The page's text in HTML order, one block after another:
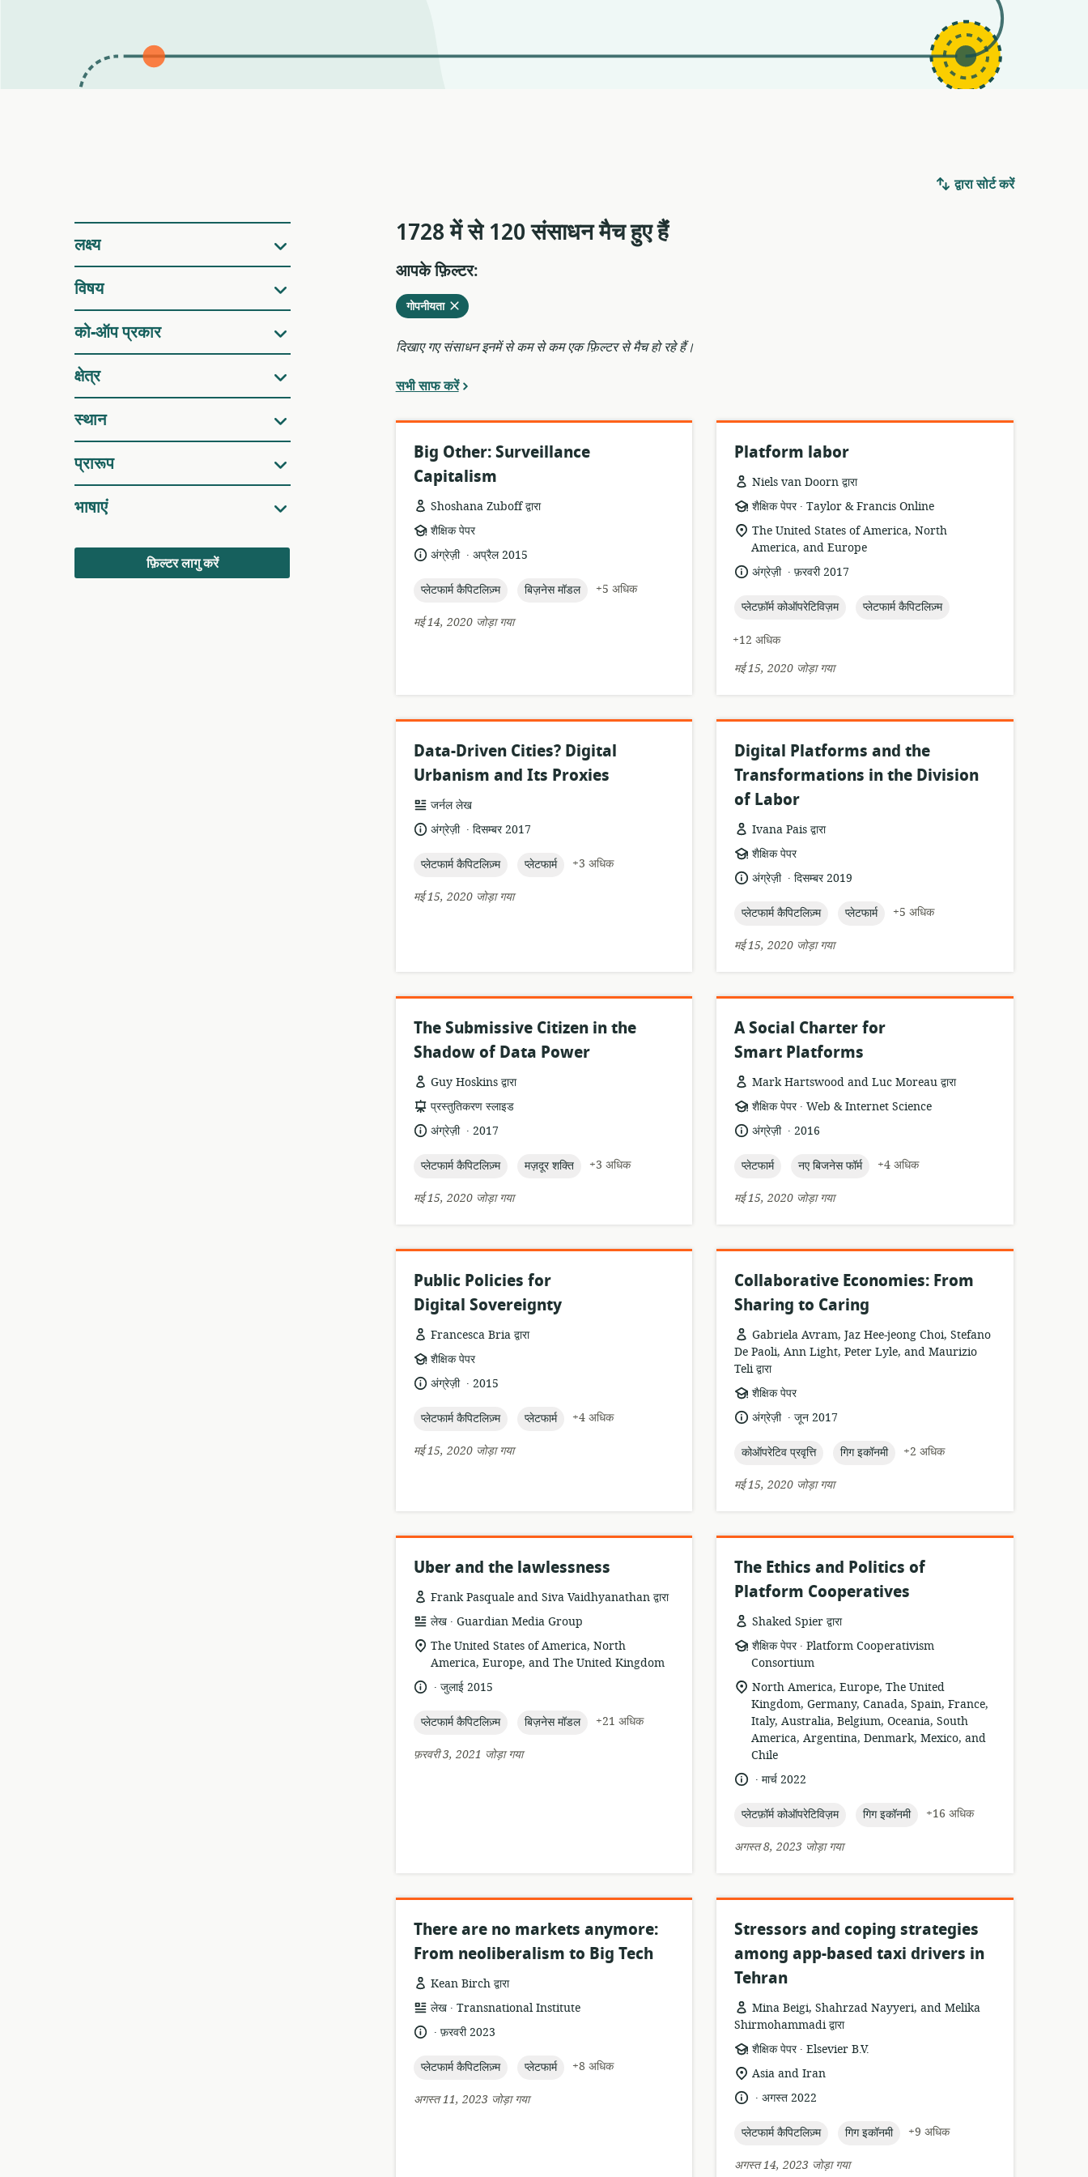
फ़िल्टर
लक्ष्य
विषय
को-ऑप प्रकार
क्षेत्र
स्थान
प्रारूप
भाषाएं
फ़िल्टर लागु करें
द्वारा सोर्ट करें
1728 में से 120 संसाधन मैच हुए हैंं
आपके फ़िल्टर:
वर्तमान
फ़िल्टर
से
गोपनीयताहटाएं
दिखाए गए संसाधन इनमें से कम से कम एक फ़िल्टर से मैच हो रहे हैं।
सभी साफ करें
Big Other: Surveillance
Capitalism
Shoshana Zuboff द्वारा
संसाधन
प्रारूप:
शैक्षिक पेपर
भाषा:अंग्रेज़ी .
प्रकाशनअप्रैल 2015
topic:
प्लेटफार्म कैपिटलिज़्म topic:
बिज़नेस मॉडल
+5 अधिक
मई 14, 2020 जोड़ा गया
Platform labor
Niels van Doorn द्वारा
संसाधन
प्रारूप:
शैक्षिक पेपर .
प्रकाशक:
Taylor & Francis Online
सुसंगति
का
स्थान:
The United States of America, North
America, and Europe
भाषा:अंग्रेज़ी .
प्रकाशनफ़रवरी 2017
topic:
प्लेटफ़ॉर्म कोऑपरेटिविज़म topic:
प्लेटफार्म कैपिटलिज़्म
+12 अधिक
मई 15, 2020 जोड़ा गया
Data-Driven Cities? Digital
Urbanism and Its Proxies
संसाधन
प्रारूप:
जर्नल लेख
भाषा:अंग्रेज़ी .
प्रकाशनदिसम्बर 2017
topic:
प्लेटफार्म कैपिटलिज़्म topic:
प्लेटफार्म
+3 अधिक
मई 15, 2020 जोड़ा गया
Digital Platforms and the
Transformations in the Division
of Labor
Ivana Pais द्वारा
संसाधन
प्रारूप:
शैक्षिक पेपर
भाषा:अंग्रेज़ी .
प्रकाशनदिसम्बर 2019
topic:
प्लेटफार्म कैपिटलिज़्म topic:
प्लेटफार्म
+5 अधिक
मई 15, 2020 जोड़ा गया
The Submissive Citizen in the
Shadow of Data Power
Guy Hoskins द्वारा
संसाधन
प्रारूप:
प्रस्तुतिकरण स्लाइड
भाषा:अंग्रेज़ी .
प्रकाशन
2017
topic:
प्लेटफार्म कैपिटलिज़्म topic:
मज़दूर शक्ति
+3 अधिक
मई 15, 2020 जोड़ा गया
A Social Charter for
Smart Platforms
Mark Hartswood and Luc Moreau द्वारा
संसाधन
प्रारूप:
शैक्षिक पेपर .
प्रकाशक:
Web & Internet Science
भाषा:अंग्रेज़ी .
प्रकाशन
2016
topic:
प्लेटफार्म topic:
नए बिजनेस फॉर्म
+4 अधिक
मई 15, 2020 जोड़ा गया
Public Policies for
Digital Sovereignty
Francesca Bria द्वारा
संसाधन
प्रारूप:
शैक्षिक पेपर
भाषा:अंग्रेज़ी .
प्रकाशन
2015
topic:
प्लेटफार्म कैपिटलिज़्म topic:
प्लेटफार्म
+4 अधिक
मई 15, 2020 जोड़ा गया
Collaborative Economies: From
Sharing to Caring
Gabriela Avram, Jaz Hee-jeong Choi, Stefano
De Paoli, Ann Light, Peter Lyle, and Maurizio
Teli द्वारा
संसाधन
प्रारूप:
शैक्षिक पेपर
भाषा:अंग्रेज़ी .
प्रकाशनजून 2017
topic:
कोऑपरेटिव प्रवृत्ति topic:
गिग इकॉनमी
+2 अधिक
मई 15, 2020 जोड़ा गया
Uber and the lawlessness
Frank Pasquale and Siva Vaidhyanathan द्वारा
संसाधन
प्रारूप:
लेख .
प्रकाशक:
Guardian Media Group
सुसंगति
का
The United States of America, North
America, Europe, and The United Kingdom
भाषा: .
प्रकाशनजुलाई 2015
topic:
प्लेटफार्म कैपिटलिज़्म topic:
बिज़नेस मॉडल
+21 अधिक
फ़रवरी 3, 2021 जोड़ा गया
The Ethics and Politics of
Platform Cooperatives
Shaked Spier द्वारा
संसाधन
प्रारूप:
शैक्षिक पेपर .
प्रकाशक:
Platform Cooperativism
Consortium
सुसंगति
का
स्थान:
North America, Europe, The United
Kingdom, Germany, Canada, Spain, France,
Italy, Australia, Belgium, Oceania, South
America, Argentina, Denmark, Mexico, and
Chile
भाषा: .
प्रकाशनमार्च 2022
topic:
प्लेटफ़ॉर्म कोऑपरेटिविज़म topic:
गिग इकॉनमी
+16 अधिक
अगस्त 8, 2023 जोड़ा गया
There are no markets anymore:
From neoliberalism to Big Tech
Kean Birch द्वारा
संसाधन
लेख .
प्रकाशक:
Transnational Institute
भाषा: .
प्रकाशनफ़रवरी 2023
topic:
प्लेटफार्म कैपिटलिज़्म topic:
प्लेटफार्म
+8 अधिक
अगस्त 11, 2023 जोड़ा गया
Stressors and coping strategies
among app-based taxi drivers in
Tehran
Mina Beigi, Shahrzad Nayyeri, and Melika
Shirmohammadi द्वारा
संसाधन
प्रारूप:
शैक्षिक पेपर .
प्रकाशक:
Elsevier B.V.
सुसंगति
स्थान:
Asia and Iran
भाषा: .
प्रकाशनअगस्त 2022
topic:
प्लेटफार्म कैपिटलिज़्म topic:
गिग इकॉनमी
+9 अधिक
अगस्त 14, 2023 जोड़ा गया